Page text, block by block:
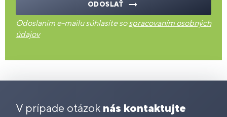
ODOSLAŤ
Odoslaním e-mailu súhlasíte sospracovaním osobných
údajov
V prípade otázok nás kontaktujte